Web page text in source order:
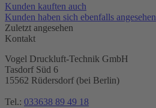
Kunden kauften auch
Kunden haben sich ebenfalls angesehen
Zuletzt angesehen
Kontakt
Vogel Druckluft-Technik GmbH
Tasdorf Süd 6
15562 Rüdersdorf (bei Berlin)
Tel.: 033638 89 49 18